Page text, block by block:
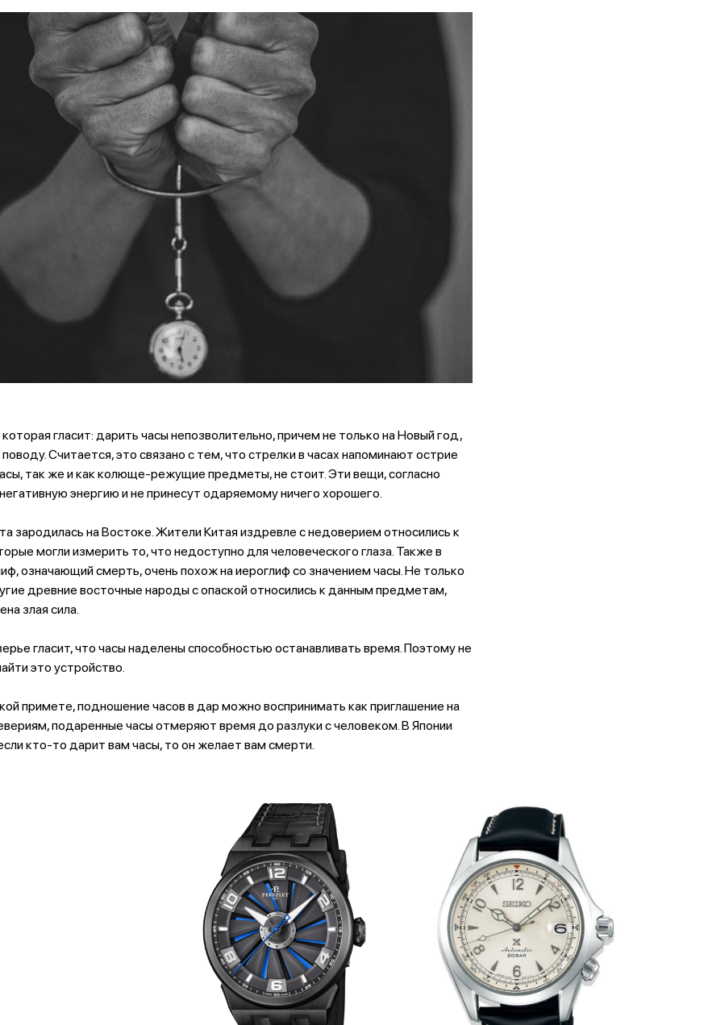
гласит: дарить часы непозволительно, причем не только на Новый год,
Считается, это связано с тем, что стрелки в часах напоминают острие
так же и как колюще-режущие предметы, не стоит. Эти вещи, согласно
энергию и не принесут одаряемому ничего хорошего.
зародилась на Востоке. Жители Китая издревле с недоверием относились к
могли измерить то, что недоступно для человеческого глаза. Также в
означающий смерть, очень похож на иероглиф со значением часы. Не только
древние восточные народы с опаской относились к данным предметам,
злая сила.
гласит, что часы наделены способностью останавливать время. Поэтому не
это устройство.
примете, подношение часов в дар можно воспринимать как приглашение на
подаренные часы отмеряют время до разлуки с человеком. В Японии
кто-то дарит вам часы, то он желает вам смерти.